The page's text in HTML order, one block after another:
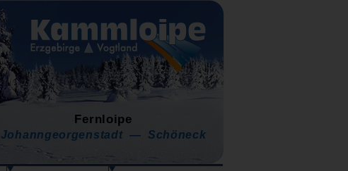
Fernloipe
Johanngeorgenstadt — Schöneck